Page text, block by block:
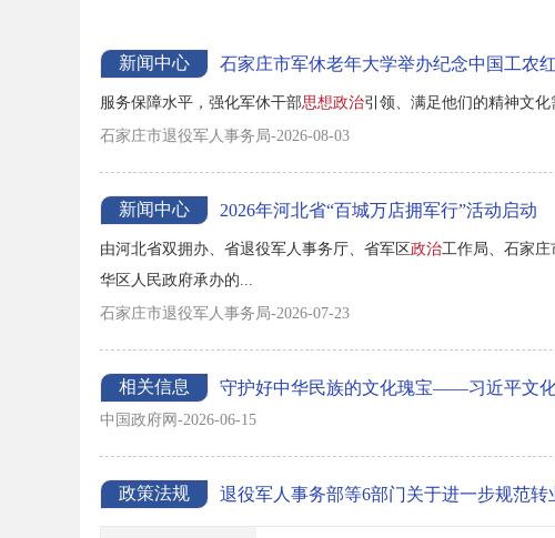
新闻中心 石家庄市军休老年大学举办纪念中国工农
服务保障水平，强化军休干部思想政治引领、满足他们的精神文化
石家庄市退役军人事务局-2026-08-03
新闻中心 2026年河北省“百城万店拥军行”活动启动
由河北省双拥办、省退役军人事务厅、省军区政治工作局、石家庄
华区人民政府承办的...
石家庄市退役军人事务局-2026-07-23
相关信息 守护好中华民族的文化瑰宝——习近平文
中国政府网-2026-06-15
政策法规 退役军人事务部等6部门关于进一步规范